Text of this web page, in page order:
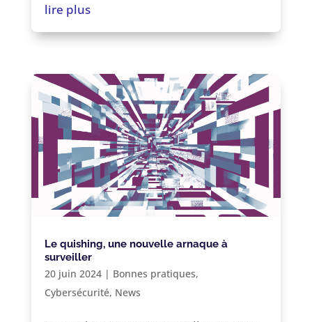
lire plus
Le quishing, une nouvelle arnaque à
surveiller
20 juin 2024| Bonnes pratiques,
Cybersécurité, News